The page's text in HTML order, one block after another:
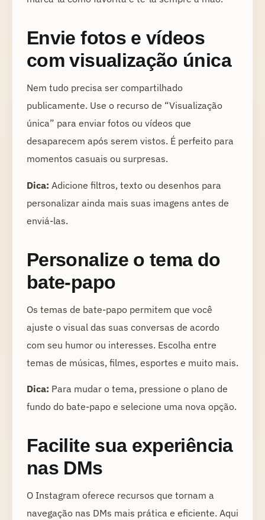
Envie fotos e vídeos
com visualização única
Nem tudo precisa ser compartilhado
publicamente. Use o recurso de “Visualização
única” para enviar fotos ou vídeos que
desaparecem após serem vistos. É perfeito para
momentos casuais ou surpresas.
Dica: Adicione filtros, texto ou desenhos para
personalizar ainda mais suas imagens antes de
enviá-las.
Personalize o tema do
bate-papo
Os temas de bate-papo permitem que você
ajuste o visual das suas conversas de acordo
com seu humor ou interesses. Escolha entre
temas de músicas, filmes, esportes e muito mais.
Dica: Para mudar o tema, pressione o plano de
fundo do bate-papo e selecione uma nova opção.
Facilite sua experiência
nas DMs
O Instagram oferece recursos que tornam a
navegação nas DMs mais prática e eficiente. Aqui